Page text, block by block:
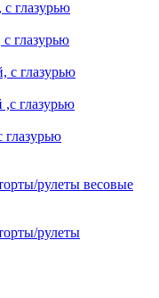
глазурью
глазурью
с глазурью
,с глазурью
глазурью
рулеты весовые
рулеты